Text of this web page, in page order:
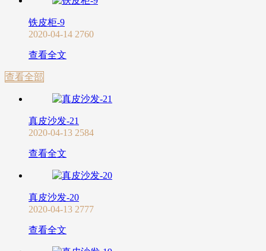
铁皮柜-9
2020-04-14 2760
查看全文
查看全部
真皮沙发-21
2020-04-13 2584
查看全文
真皮沙发-20
2020-04-13 2777
查看全文